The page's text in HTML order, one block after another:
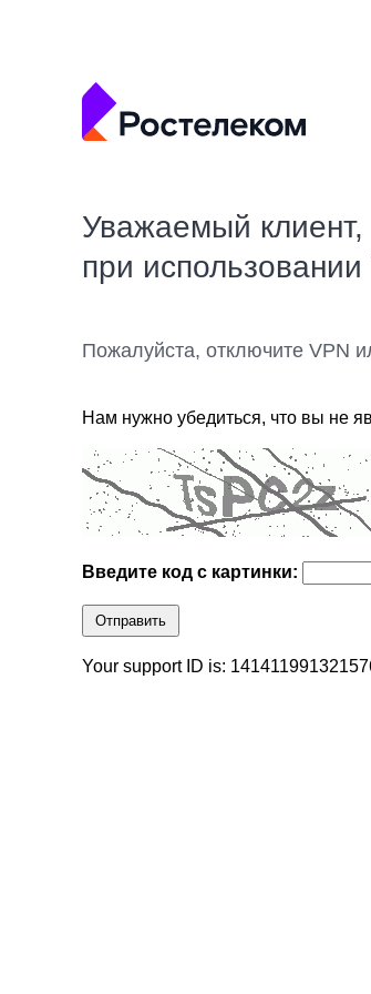
Уважаемый
при
Пожалуйста, отключите VPN
Нам нужно убедиться, что вы не
Введите код с картинки:
Отправить
Your support ID is: